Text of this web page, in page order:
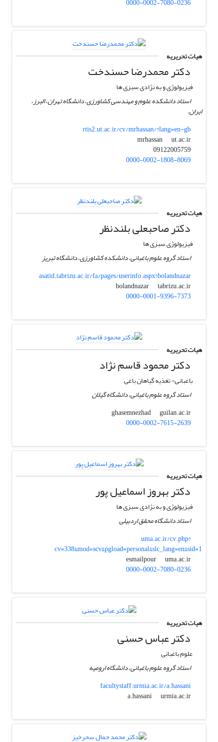
0000-0002-7080-0236
هیات تحریریه
دکتر محمدرضا حسندخت
فیزیولوژی و به نژادی سبزی ها
استاد دانشکده علوم و مهندسی کشاورزی، دانشگاه تهران، البرز،
ایران.
rtis2.ut.ac.ir/cv/mrhassan/?lang=en-gb
mrhassan
ut.ac.ir
09122005759
0000-0002-1808-8069
هیات تحریریه
دکتر صاحبعلی بلندنظر
فیزیولوژی سبزی ها
استاد گروه علوم باغبانی، دانشکده کشاورزی، دانشگاه تبریز
asatid.tabrizu.ac.ir/fa/pages/userinfo.aspx?bolandnazar
bolandnazar
tabrizu.ac.ir
0000-0001-9396-7373
هیات تحریریه
دکتر محمود قاسم نژاد
باغبانی- تغذیه گیاهان باغی
استاد گروه علوم باغبانی، دانشگاه گیلان
ghasemnezhad
guilan.ac.ir
0000-0002-7615-2639
هیات تحریریه
دکتر بهروز اسماعیل پور
فیزیولوژی و به نژادی سبزی ها
استاد دانشگاه محقق اردبیلی
uma.ac.ir/cv.php?
cv=338&mod=scv&pgload=personal&slc_lang=en&sid=1
esmailpour
uma.ac.ir
0000-0002-7080-0236
هیات تحریریه
دکتر عباس حسنی
علوم باغبانی
استاد گروه علوم باغبانی، دانشگاه ارومیه
facultystaff.urmia.ac.ir/a.hassani
a.hassani
urmia.ac.ir